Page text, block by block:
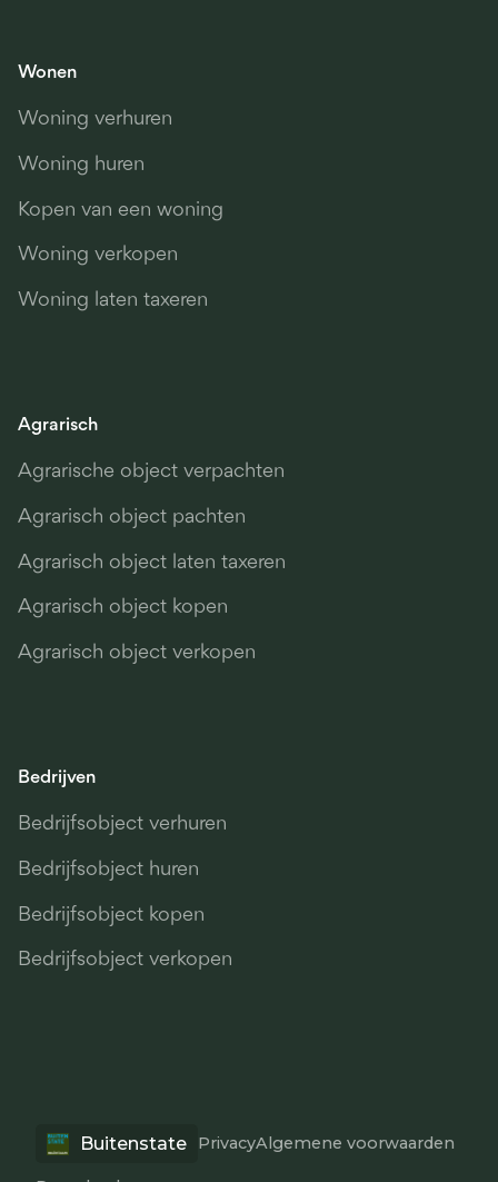
Wonen
Woning verhuren
Woning huren
Kopen van een woning
Woning verkopen
Woning laten taxeren
Agrarisch
Agrarische object verpachten
Agrarisch object pachten
Agrarisch object laten taxeren
Agrarisch object kopen
Agrarisch object verkopen
Bedrijven
Bedrijfsobject verhuren
Bedrijfsobject huren
Bedrijfsobject kopen
Bedrijfsobject verkopen
Buitenstate PrivacyAlgemene voorwaarden